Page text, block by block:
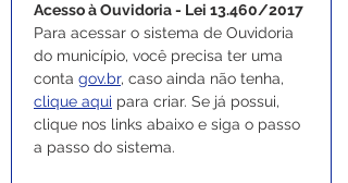
Acesso à Ouvidoria - Lei 13.460/2017
Para acessar o sistema de Ouvidoria
do município, você precisa ter uma
conta gov.br, caso ainda não tenha,
clique aqui para criar. Se já possui,
clique nos links abaixo e siga o passo
a passo do sistema.